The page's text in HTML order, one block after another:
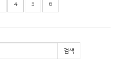
4 5 6
검색